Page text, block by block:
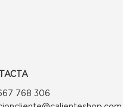
768 306